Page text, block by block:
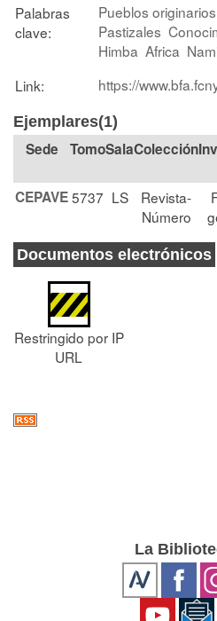
Palabras
clave:
Pueblos originarios
Pastizales
Himba Africa
Link:
https://
Ejemplares(1)
TomoSalaColección
CEPAVE5737 LS
Revista-
Número
Documentos electrónicos
Restringido por IP
URL
La